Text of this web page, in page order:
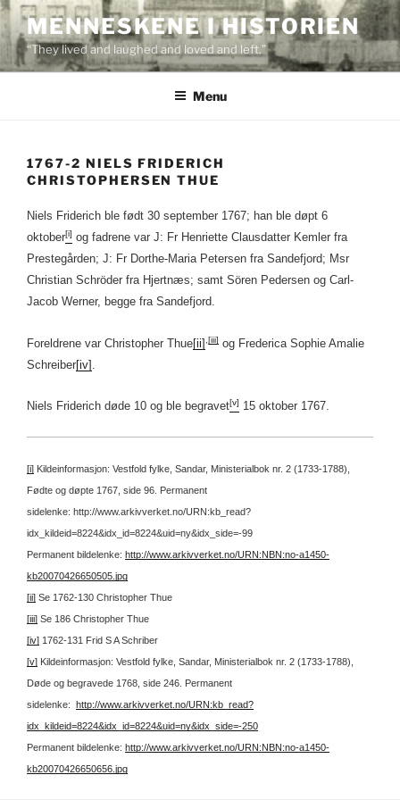
Skip
to
content
MENNESKENE I HISTORIEN
“They lived and laughed and loved and left.”
Menu
1767-2 NIELS FRIDERICH
CHRISTOPHERSEN THUE
Niels Friderich ble født 30 september 1767; han ble døpt 6
oktober[i] og fadrene var J: Fr Henriette Clausdatter Kemler fra
Prestegården; J: Fr Dorthe-Maria Petersen fra Sandefjord; Msr
Christian Schröder fra Hjertnæs; samt Sören Pedersen og Carl-
Jacob Werner, begge fra Sandefjord.
Foreldrene var Christopher Thue[ii] [iii] og Frederica Sophie Amalie
Schreiber[iv]
Niels Friderich døde 10 og ble begravet[v] 15 oktober 1767.
[i] Kildeinformasjon: Vestfold fylke, Sandar, Ministerialbok nr. 2 (1733-1788),
Fødte og døpte 1767, side 96. Permanent
sidelenke: http://www.arkivverket.no/URN:kb_read?
idx_kildeid=8224&idx_id=8224&uid=ny&idx_side=-99
Permanent bildelenke: http://www.arkivverket.no/URN:NBN:no-a1450-
kb20070426650505.jpg
[ii] Se 1762-130 Christopher Thue
[iii] Se 186 Christopher Thue
[iv] 1762-131 Frid S A Schriber
[v] Kildeinformasjon: Vestfold fylke, Sandar, Ministerialbok nr. 2 (1733-1788),
Døde og begravede 1768, side 246. Permanent
sidelenke: http://www.arkivverket.no/URN:kb_read?
idx_kildeid=8224&idx_id=8224&uid=ny&idx_side=-250
Permanent bildelenke: http://www.arkivverket.no/URN:NBN:no-a1450-
kb20070426650656.jpg